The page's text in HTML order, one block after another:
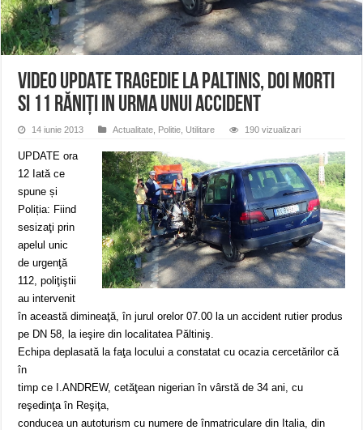
ANUNŢ OPRIRE APĂ în CARANSEBEȘ – 04.08.2026 – avarie – Calea
ANUNŢ OPRIRE APĂ în CARANSEBEȘ avarie
VIDEO UPDATE Tragedie la Paltinis, doi morti
si 11 răniți in urma unui accident
14 iunie 2013 Actualitate Politie Utilitare 190 vizualizari
UPDATE ora
12 Iată ce
spune și
Poliția: Fiind
sesizaţi prin
apelul unic
de urgenţă
112, poliţiştii
au intervenit
în această dimineaţă, în jurul orelor 07.00 la un accident rutier produs
pe DN 58, la ieşire din localitatea Păltiniş.
Echipa deplasată la faţa locului a constatat cu ocazia cercetărilor că
în
timp ce I.ANDREW, cetăţean nigerian în vârstă de 34 ani, cu
reşedinţa în Reşiţa,
conducea un autoturism cu numere de înmatriculare din Italia, din